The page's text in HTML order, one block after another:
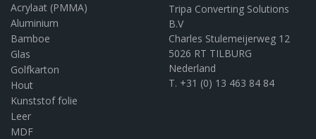
Acrylaat (PMMA)
Aluminium
Bamboe
Glas
Golfkarton
Hout
Kunststof folie
Leer
MDF
Tripa Converting Solutions
B.V
Charles Stulemeijerweg 12
5026 RT TILBURG
Nederland
T. +31 (0) 13 463 84 84